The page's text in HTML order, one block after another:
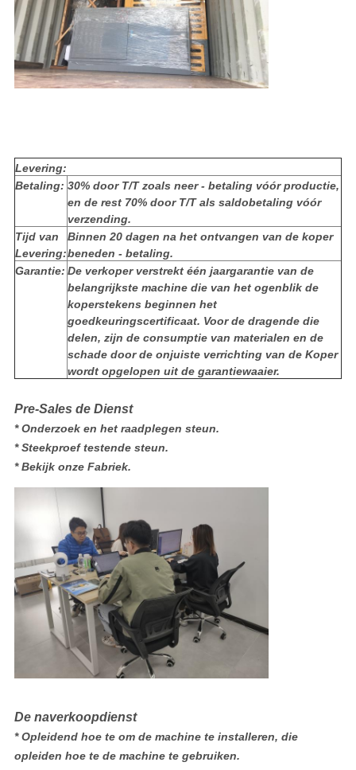
Levering:
Betaling: 30% door T/T zoals neer - betaling vóór productie,
en de rest 70% door T/T als saldobetaling vóór
verzending.
Tijd van
Levering:
Binnen 20 dagen na het ontvangen van de koper
beneden - betaling.
Garantie: De verkoper verstrekt één jaargarantie van de
belangrijkste machine die van het ogenblik de
koperstekens beginnen het
goedkeuringscertificaat. Voor de dragende die
delen, zijn de consumptie van materialen en de
schade door de onjuiste verrichting van de Koper
wordt opgelopen uit de garantiewaaier.
Pre-Sales de Dienst
* Onderzoek en het raadplegen steun.
* Steekproef testende steun.
* Bekijk onze Fabriek.
De naverkoopdienst
* Opleidend hoe te om de machine te installeren, die
opleiden hoe te de machine te gebruiken.